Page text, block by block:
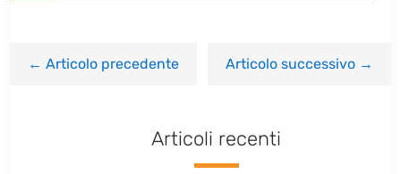
←Articolo precedente Articolo successivo→
Articoli recenti